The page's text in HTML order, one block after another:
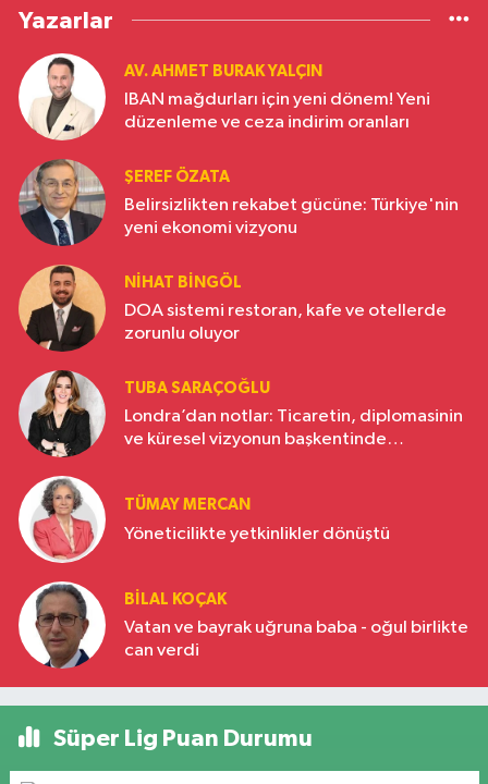
Yazarlar
AV. AHMET BURAK YALÇIN
IBAN mağdurları için yeni dönem! Yeni
düzenleme ve ceza indirim oranları
ŞEREF ÖZATA
Belirsizlikten rekabet gücüne: Türkiye'nin
yeni ekonomi vizyonu
NIHAT BINGÖL
DOA sistemi restoran, kafe ve otellerde
zorunlu oluyor
TUBA SARAÇOĞLU
Londra’dan notlar: Ticaretin, diplomasinin
ve küresel vizyonun başkentinde
TÜMAY MERCAN
Yöneticilikte yetkinlikler dönüştü
BILAL KOÇAK
Vatan ve bayrak uğruna baba - oğul birlikte
can verdi
Süper Lig Puan Durumu